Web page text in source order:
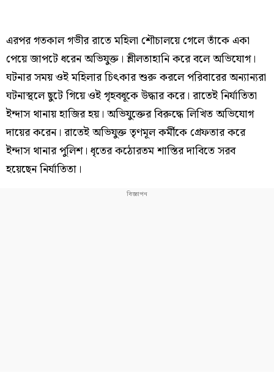
এরপর গতকাল গভীর রাতে মহিলা শৌচালয়ে গেলে তাঁকে একা
পেয়ে জাপটে ধরেন অভিযুক্ত। শ্লীলতাহানি করে বলে অভিযোগ।
ঘটনার সময় ওই মহিলার চিৎকার শুরু করলে পরিবারের অন্যান্যরা
ঘটনাস্থলে ছুটে গিয়ে ওই গৃহবধূকে উদ্ধার করে। রাতেই নির্যাতিতা
ইন্দাস থানায় হাজির হয়। অভিযুক্তের বিরুদ্ধে লিখিত অভিযোগ
দায়ের করেন। রাতেই অভিযুক্ত তৃণমূল কর্মীকে গ্রেফতার করে
ইন্দাস থানার পুলিশ। ধৃতের কঠোরতম শাস্তির দাবিতে সরব
হয়েছেন নির্যাতিতা।